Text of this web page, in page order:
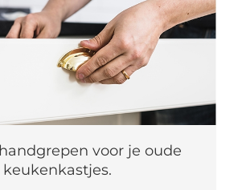
voor je oude
keukenkastjes.